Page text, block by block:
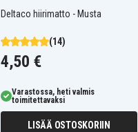
Deltaco hiirimatto - Musta
(14)
4,50 €
Varastossa, heti valmis
toimitettavaksi
LISÄÄ OSTOSKORIIN